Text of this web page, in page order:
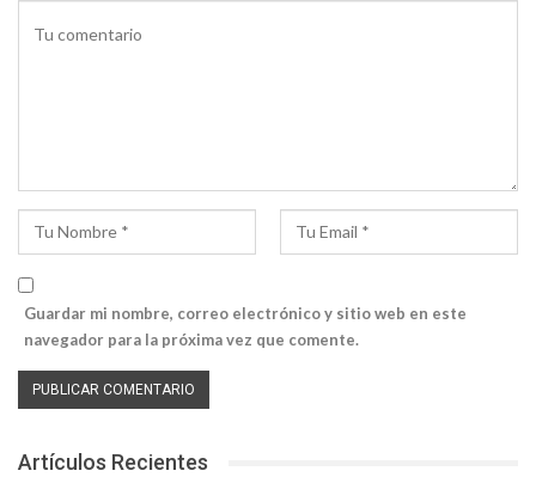
Guardar mi nombre, correo electrónico y sitio web en este
navegador para la próxima vez que comente.
Artículos Recientes